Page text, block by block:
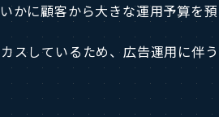
かに顧客から大きな運用予算を
スしているため、広告運用に伴